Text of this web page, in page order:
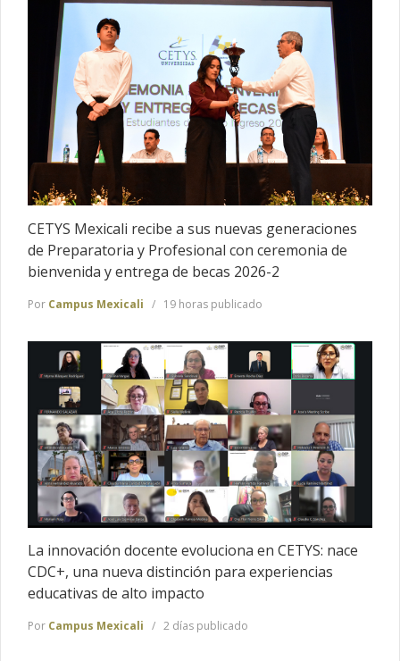
CETYS Mexicali recibe a sus nuevas generaciones
de Preparatoria y Profesional con ceremonia de
bienvenida y entrega de becas 2026-2
Por Campus Mexicali 19 horas publicado
La innovación docente evoluciona en CETYS: nace
CDC+, una nueva distinción para experiencias
educativas de alto impacto
Por Campus Mexicali 2 días publicado